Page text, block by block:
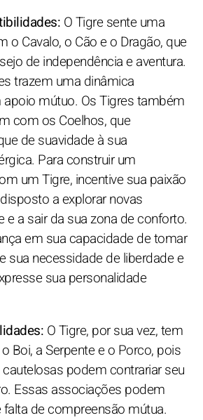
O Tigre sente uma
o Cavalo, o Cão e o Dragão, que
de independência e aventura.
trazem uma dinâmica
mútuo. Os Tigres também
com os Coelhos, que
de suavidade à sua
Para construir um
um Tigre, incentive sua paixão
a explorar novas
e a sair da sua zona de conforto.
em sua capacidade de tomar
sua necessidade de liberdade e
sua personalidade
O Tigre, por sua vez, tem
Boi, a Serpente e o Porco, pois
podem contrariar seu
Essas associações podem
de compreensão mútua.